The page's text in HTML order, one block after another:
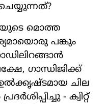
മൊത്ത
പങ്കും
ഗാന്ധിജിക്ക്
ഉല്‍ക്കൃഷ്ടമായ ചില
- ക്വിറ്റ്